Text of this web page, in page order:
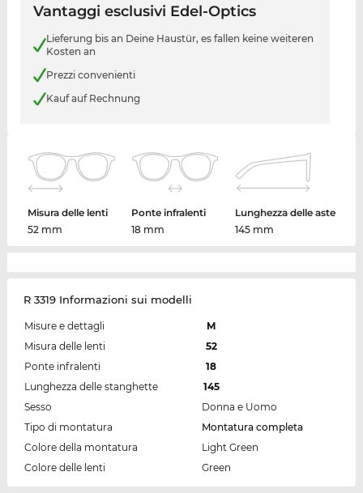
Vantaggi esclusivi Edel-Optics
Lieferung bis an Deine Haustür, es fallen keine weiteren
Kosten an
Prezzi convenienti
Kauf auf Rechnung
Misura delle lenti
52 mm
Ponte infralenti
18 mm
Lunghezza delle aste
145 mm
R 3319 Informazioni sui modelli
Misure e dettagli
M
Misura delle lenti
52
Ponte infralenti
18
Lunghezza delle stanghette
145
Sesso
Donna e Uomo
Tipo di montatura
Montatura completa
Colore della montatura
Light Green
Colore delle lenti
Green